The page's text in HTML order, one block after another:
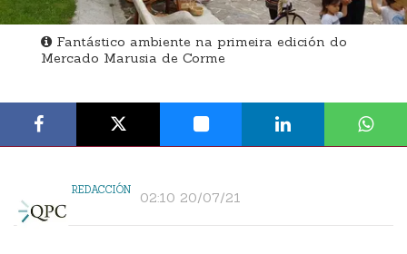
Fantástico ambiente na primeira edición do
Mercado Marusia de Corme
REDACCIÓN 02:10 20/07/21